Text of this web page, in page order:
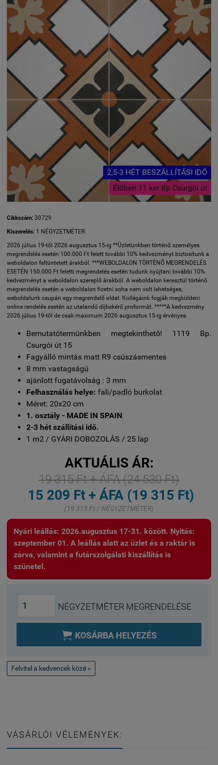
2,5-3 HÉT BESZÁLLÍTÁSI IDŐ
Élőben 11 ker Bp Csurgói út
Cikkszám: 30729
Kiszerelés: 1 NÉGYZETMÉTER
2026 július 19-től 2026 augusztus 15-ig **Üzletünkben történő személyes
megrendelés esetén 100.000 Ft felett további 10% kedvezményt biztosítunk a
weboldalon feltüntetett árakból. ***WEBOLDALON TÖRTÉNŐ MEGRENDELÉS
ESETÉN 150.000 Ft feletti megrendelés esetén tudunk nyújtani további 10%
kedvezményt a weboldalon szereplő árakból. A weboldalon keresztül történő
megrendelés esetén a weboldalon fizetni soha nem volt lehetséges,
weboldalunk csupán egy megrendelő oldal. Kollégáink fogják megküldeni
online rendelés esetén az utalandó díjbekérő proformát. *****A kedvezmény
2026 július 19-től de csak maximum 2026 augusztus 15-ig érvényes.
Bemutatótermünkben megtekinthető! 1119 Bp.
Csurgói út 15
Fagyálló mintás matt R9 csúszásmentes
8 mm vastagságú
ajánlott fugatávolság : 3 mm
Felhasználás helye: fali/padló burkolat
Méret: 20x20 cm
1. osztály - MADE IN SPAIN
2-3 hét szállítási idő.
1 m2 / GYÁRI DOBOZOLÁS / 25 lap
AKTUÁLIS ÁR:
19 315 Ft + ÁFA (24 530 Ft)
15 209 Ft + ÁFA (19 315 Ft)
(19 315 Ft / NÉGYZETMÉTER)
Nyári leállás: 2026.augusztus 17-31. között. Nyitás:
szeptember 01. A leállás alatt az üzlet és a raktár is
zárva, valamint a futárszolgálati kiszállítás is
szünetel.
NÉGYZETMÉTER MEGRENDELÉSE
 KOSÁRBA HELYEZÉS
Felvitel a kedvencek közé »
VÁSÁRLÓI VÉLEMÉNYEK: